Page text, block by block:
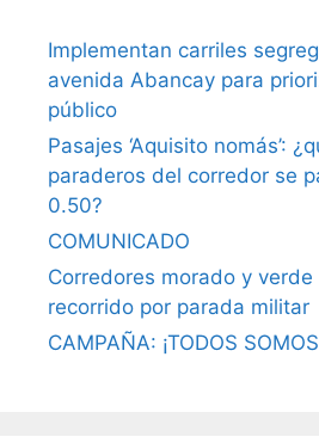
Implementan carriles
avenida Abancay para
público
Pasajes ‘Aquisito nomás’:
paraderos del corredor se
0.50?
COMUNICADO
Corredores morado y
recorrido por parada militar
CAMPAÑA: ¡TODOS